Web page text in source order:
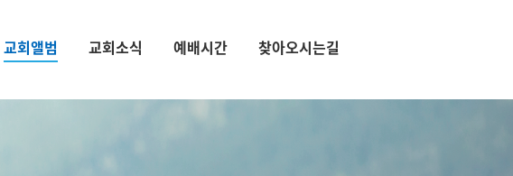
교회앨범 교회소식 예배시간 찾아오시는길